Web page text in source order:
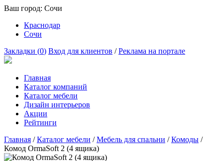
Ваш город: Сочи
Краснодар
Сочи
Закладки (0) Вход для клиентов /Реклама на портале
Главная
Каталог компаний
Каталог мебели
Дизайн интерьеров
Акции
Рейтинги
Главная /Каталог мебели /Мебель для спальни /Комоды /
Комод OrmaSoft 2 (4 ящика)